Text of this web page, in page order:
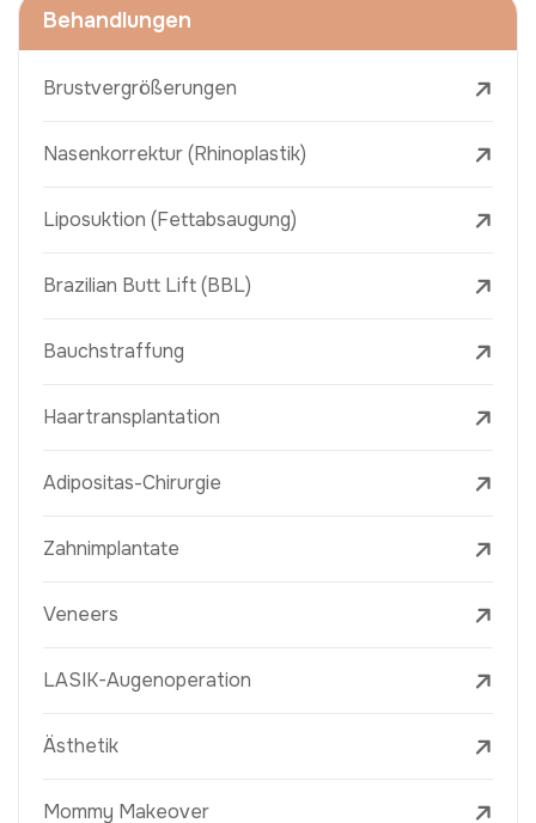
Behandlungen
Brustvergrößerungen
Nasenkorrektur (Rhinoplastik)
Liposuktion (Fettabsaugung)
Brazilian Butt Lift (BBL)
Bauchstraffung
Haartransplantation
Adipositas-Chirurgie
Zahnimplantate
Veneers
LASIK-Augenoperation
Ästhetik
Mommy Makeover